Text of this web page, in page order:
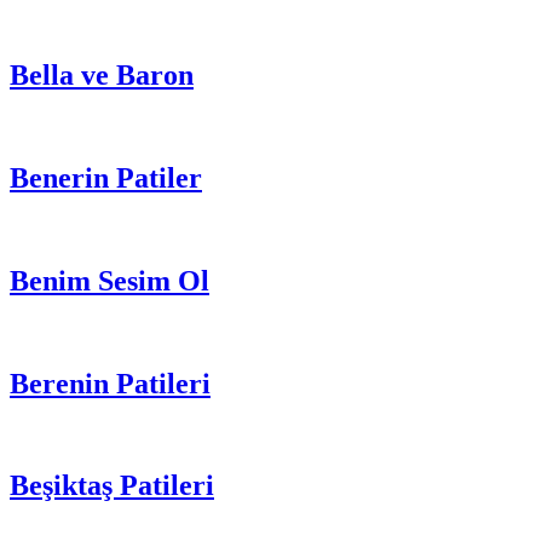
Bella ve Baron
Benerin Patiler
Benim Sesim Ol
Berenin Patileri
Beşiktaş Patileri